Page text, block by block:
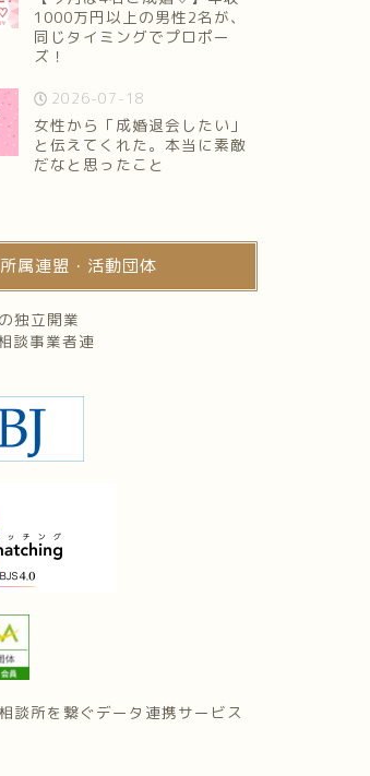
1000万円以上の男性2名が、
同じタイミングでプロポー
ズ！
2026-07-18
女性から「成婚退会したい」
と伝えてくれた。本当に素敵
だなと思ったこと
所属連盟・活動団体